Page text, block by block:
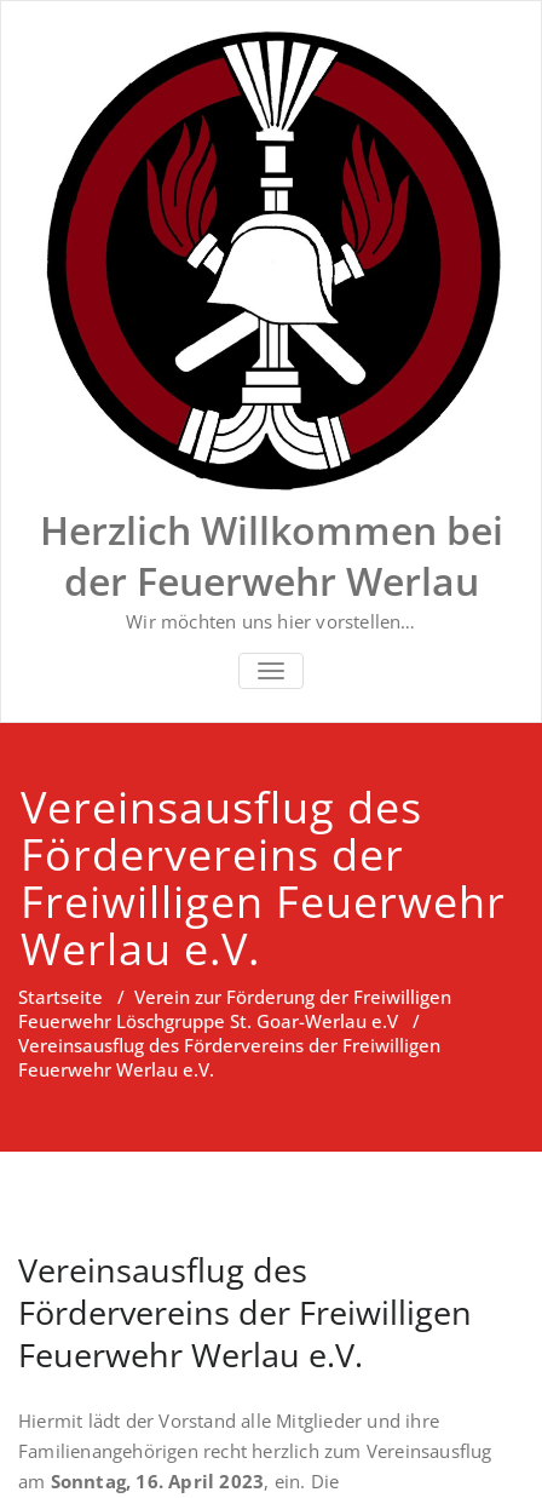
Herzlich Willkommen bei
der Feuerwehr Werlau
Wir möchten uns hier vorstellen…
NAVIGATION UMSCHALTEN
Vereinsausflug des
Fördervereins der
Freiwilligen Feuerwehr
Werlau e.V.
Startseite / Verein zur Förderung der Freiwilligen
Feuerwehr Löschgruppe St. Goar-Werlau e.V /
Vereinsausflug des Fördervereins der Freiwilligen
Feuerwehr Werlau e.V.
Vereinsausflug des
Fördervereins der Freiwilligen
Feuerwehr Werlau e.V.
Hiermit lädt der Vorstand alle Mitglieder und ihre
Familienangehörigen recht herzlich zum Vereinsausflug
am Sonntag, 16. April 2023, ein. Die